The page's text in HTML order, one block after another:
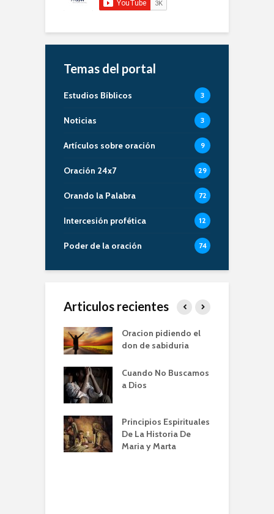
Temas del portal
Estudios Bíblicos 3
Noticias 3
Artículos sobre oración 9
Oración 24x7 29
Orando la Palabra 72
Intercesión profética 12
Poder de la oración 74
Articulos recientes
Oracion pidiendo el
don de sabiduria
Cuando No Buscamos
a Dios
Principios Espirituales
De La Historia De
Maria y Marta